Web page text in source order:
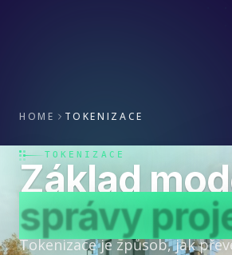
HOME TOKENIZACE
TOKENIZACE
Základ
správy
Tokenizace je způsob, jak